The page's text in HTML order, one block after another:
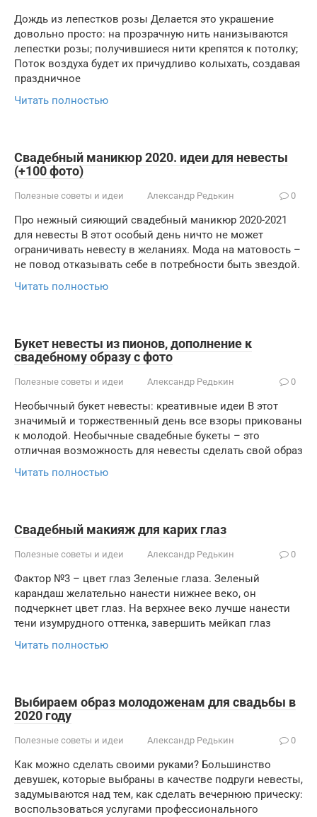
Дождь из лепестков розы Делается это украшение
довольно просто: на прозрачную нить нанизываются
лепестки розы; получившиеся нити крепятся к потолку;
Поток воздуха будет их причудливо колыхать, создавая
праздничное
Читать полностью
Свадебный маникюр 2020. идеи для невесты
(+100 фото)
Полезные советы и идеи Александр Редькин 0
Про нежный сияющий свадебный маникюр 2020-2021
для невесты В этот особый день ничто не может
ограничивать невесту в желаниях. Мода на матовость –
не повод отказывать себе в потребности быть звездой.
Читать полностью
Букет невесты из пионов, дополнение к
свадебному образу с фото
Полезные советы и идеи Александр Редькин 0
Необычный букет невесты: креативные идеи В этот
значимый и торжественный день все взоры прикованы
к молодой. Необычные свадебные букеты – это
отличная возможность для невесты сделать свой образ
Читать полностью
Свадебный макияж для карих глаз
Полезные советы и идеи Александр Редькин 0
Фактор №3 – цвет глаз Зеленые глаза. Зеленый
карандаш желательно нанести нижнее веко, он
подчеркнет цвет глаз. На верхнее веко лучше нанести
тени изумрудного оттенка, завершить мейкап глаз
Читать полностью
Выбираем образ молодоженам для свадьбы в
2020 году
Полезные советы и идеи Александр Редькин 0
Как можно сделать своими руками? Большинство
девушек, которые выбраны в качестве подруги невесты,
задумываются над тем, как сделать вечернюю прическу:
воспользоваться услугами профессионального